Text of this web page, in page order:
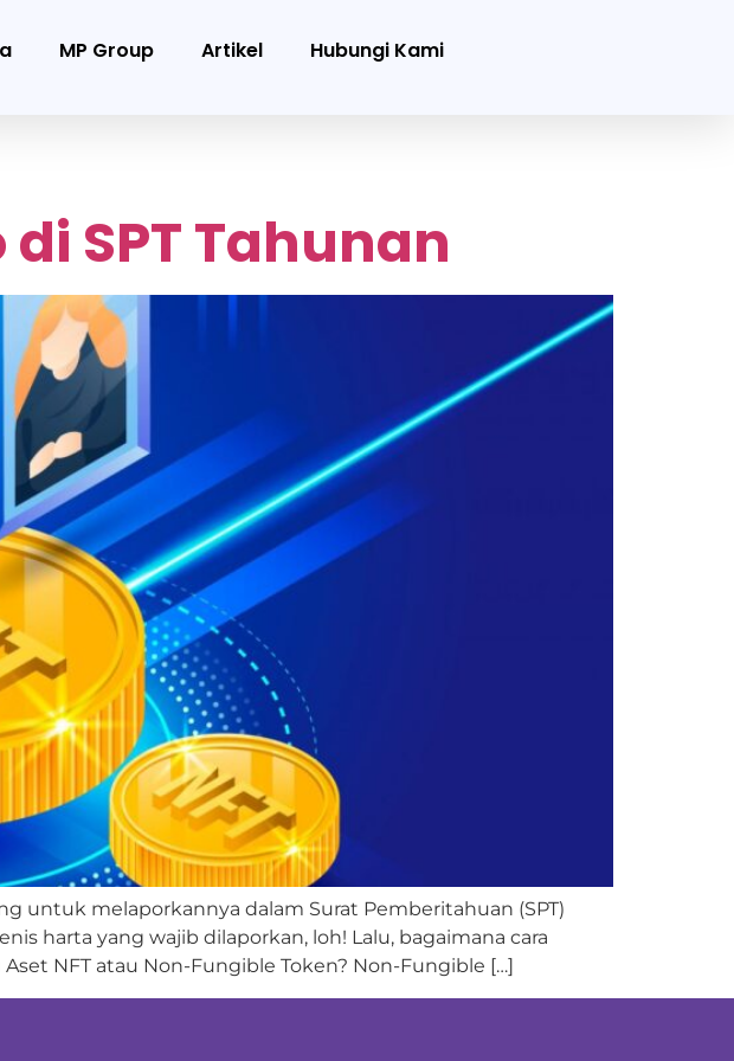
MP Group Artikel Hubungi Kami
SPT Tahunan
untuk melaporkannya dalam Surat Pemberitahuan (SPT)
harta yang wajib dilaporkan, loh! Lalu, bagaimana cara
NFT atau Non-Fungible Token? Non-Fungible […]